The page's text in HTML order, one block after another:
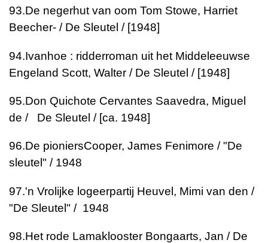
93.De negerhut van oom Tom Stowe, Harriet
Beecher- / De Sleutel / [1948]
94.Ivanhoe : ridderroman uit het Middeleeuwse
Engeland Scott, Walter / De Sleutel / [1948]
95.Don Quichote Cervantes Saavedra, Miguel
de / De Sleutel / [ca. 1948]
96.De pioniersCooper, James Fenimore / "De
sleutel" / 1948
97.'n Vrolijke logeerpartij Heuvel, Mimi van den /
"De Sleutel" / 1948
98.Het rode Lamaklooster Bongaarts, Jan / De